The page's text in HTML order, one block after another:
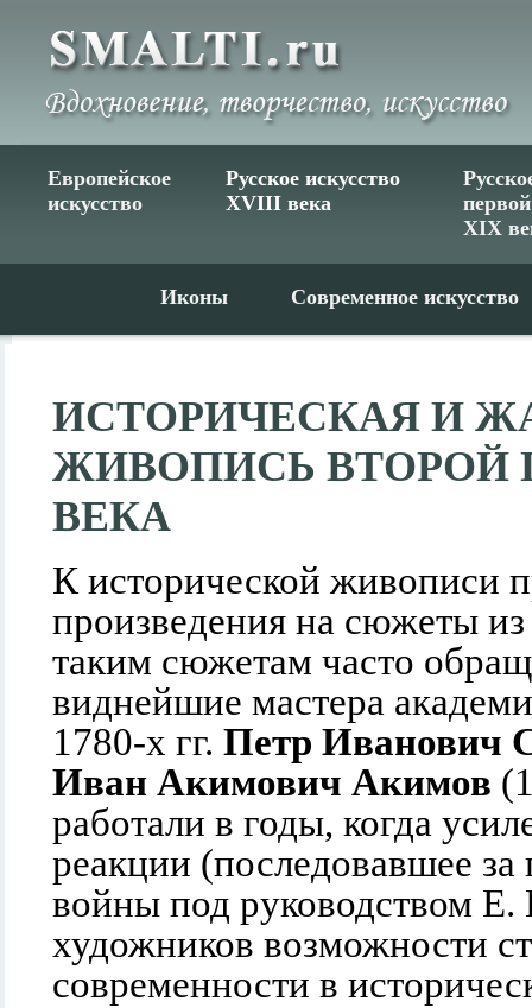
Европейское
искусство
Русское искусство
XVIII века
XIX
Иконы Современное искусство
ИСТОРИЧЕСКАЯ И
ЖИВОПИСЬ ВТОРОЙ
ВЕКА
К исторической живописи
произведения на сюжеты
таким сюжетам часто
виднейшие мастера
1780-х гг. Петр Иванович
Иван Акимович Акимов
работали в годы, когда
реакции (последовавшее за
войны под руководством
художников возможности
современности в